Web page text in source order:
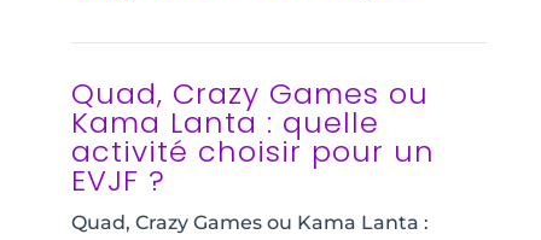
Quad, Crazy Games ou
Kama Lanta : quelle
activité choisir pour un
EVJF ?
Quad, Crazy Games ou Kama Lanta :